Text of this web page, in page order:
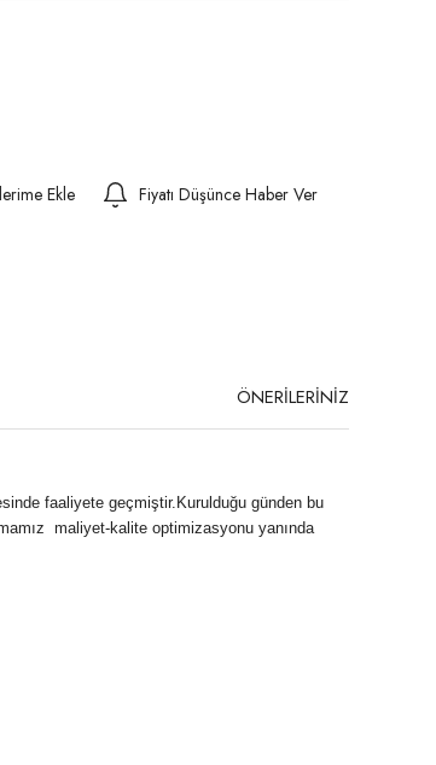
Fiyatı Düşünce Haber Ver
ÖNERİLERİNİZ
faaliyete geçmiştir.Kurulduğu günden bu
maliyet-kalite optimizasyonu yanında